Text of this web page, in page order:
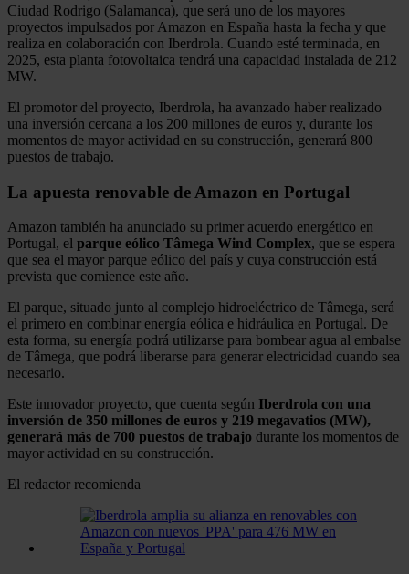
Ciudad Rodrigo (Salamanca), que será uno de los mayores
proyectos impulsados por Amazon en España hasta la fecha y que
realiza en colaboración con Iberdrola. Cuando esté terminada, en
2025, esta planta fotovoltaica tendrá una capacidad instalada de 212
MW.
El promotor del proyecto, Iberdrola, ha avanzado haber realizado
una inversión cercana a los 200 millones de euros y, durante los
momentos de mayor actividad en su construcción, generará 800
puestos de trabajo.
La apuesta renovable de Amazon en Portugal
Amazon también ha anunciado su primer acuerdo energético en
Portugal, el parque eólico Tâmega Wind Complex, que se espera
que sea el mayor parque eólico del país y cuya construcción está
prevista que comience este año.
El parque, situado junto al complejo hidroeléctrico de Tâmega, será
el primero en combinar energía eólica e hidráulica en Portugal. De
esta forma, su energía podrá utilizarse para bombear agua al embalse
de Tâmega, que podrá liberarse para generar electricidad cuando sea
necesario.
Este innovador proyecto, que cuenta según Iberdrola con una
inversión de 350 millones de euros y 219 megavatios (MW),
generará más de 700 puestos de trabajo durante los momentos de
mayor actividad en su construcción.
El redactor recomienda